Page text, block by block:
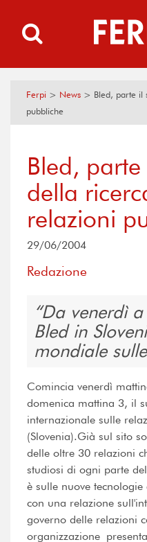
Ferpi > News > Bled, parte il
pubbliche
Bled,
della
relazioni
29/06/2004
Redazione
Da venerdì
Bled in
mondiale
Comincia venerdì
domenica mattina 3, il
internazionale sulle
(Slovenia).Già sul sito
delle oltre 30 relazioni
studiosi di ogni parte
è sulle nuove
con una relazione
governo delle relazioni
organizzazione